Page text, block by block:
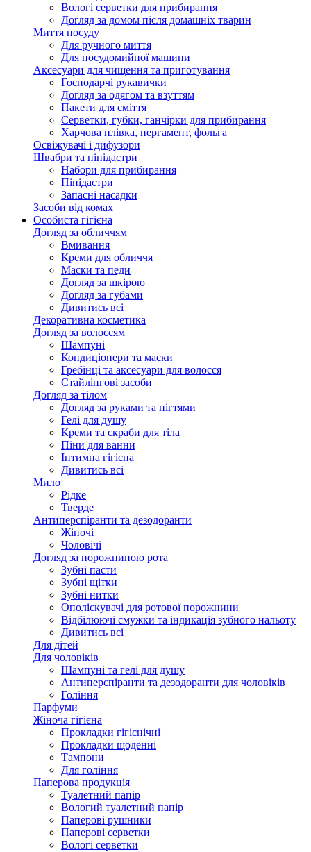
Вологі серветки для прибирання
Догляд за домом після домашніх тварин
Миття посуду
Для ручного миття
Для посудомийної машини
Аксесуари для чищення та приготування
Господарчі рукавички
Догляд за одягом та взуттям
Пакети для сміття
Серветки, губки, ганчірки для прибирання
Харчова плівка, пергамент, фольга
Освіжувачі і дифузори
Швабри та піпідастри
Набори для прибирання
Піпідастри
Запасні насадки
Засоби від комах
Особиста гігієна
Догляд за обличчям
Вмивання
Креми для обличчя
Маски та педи
Догляд за шкірою
Догляд за губами
Дивитись всі
Декоративна косметика
Догляд за волоссям
Шампуні
Кондиціонери та маски
Гребінці та аксесуари для волосся
Стайлінгові засоби
Догляд за тілом
Догляд за руками та нігтями
Гелі для душу
Креми та скраби для тіла
Піни для ванни
Інтимна гігієна
Дивитись всі
Мило
Рідке
Тверде
Антиперспіранти та дезодоранти
Жіночі
Чоловічі
Догляд за порожниною рота
Зубні пасти
Зубні щітки
Зубні нитки
Ополіскувачі для ротової порожнини
Відбілюючі смужки та індикація зубного нальоту
Дивитись всі
Для дітей
Для чоловіків
Шампуні та гелі для душу
Антиперспіранти та дезодоранти для чоловіків
Гоління
Парфуми
Жіноча гігієна
Прокладки гігієнічні
Прокладки щоденні
Тампони
Для гоління
Паперова продукція
Туалетний папір
Вологий туалетний папір
Паперові рушники
Паперові серветки
Вологі серветки